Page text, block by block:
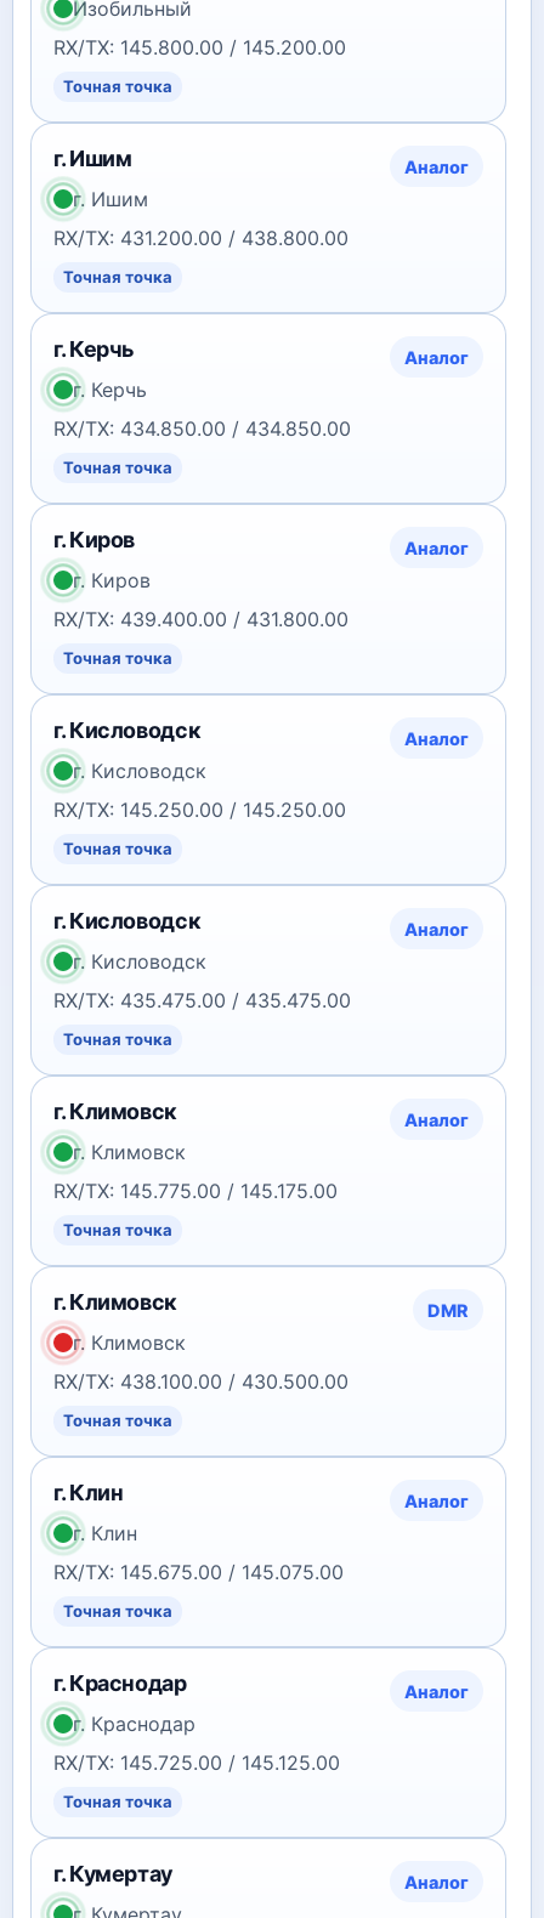
Изобильный
RX/TX: 145.800.00 / 145.200.00
Точная точка
г. Ишим Аналог
г. Ишим
RX/TX: 431.200.00 / 438.800.00
Точная точка
г. Керчь Аналог
г. Керчь
RX/TX: 434.850.00 / 434.850.00
Точная точка
г. Киров Аналог
г. Киров
RX/TX: 439.400.00 / 431.800.00
Точная точка
г. Кисловодск Аналог
г. Кисловодск
RX/TX: 145.250.00 / 145.250.00
Точная точка
г. Кисловодск Аналог
г. Кисловодск
RX/TX: 435.475.00 / 435.475.00
Точная точка
г. Климовск Аналог
г. Климовск
RX/TX: 145.775.00 / 145.175.00
Точная точка
г. Климовск DMR
г. Климовск
RX/TX: 438.100.00 / 430.500.00
Точная точка
г. Клин Аналог
г. Клин
RX/TX: 145.675.00 / 145.075.00
Точная точка
г. Краснодар Аналог
г. Краснодар
RX/TX: 145.725.00 / 145.125.00
Точная точка
г. Кумертау Аналог